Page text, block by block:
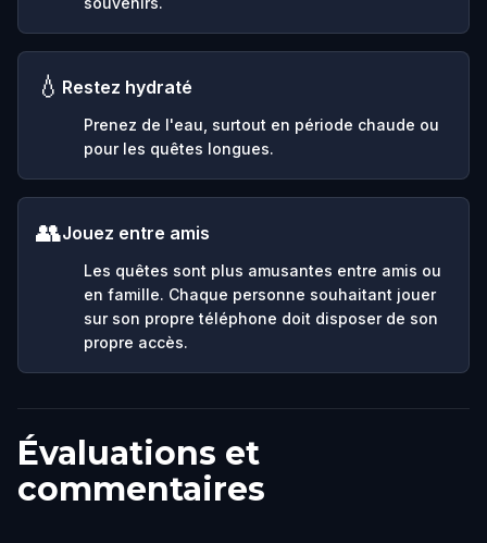
💧 Restez hydraté
Prenez de l'eau, surtout en période chaude ou
pour les quêtes longues.
👥Jouez entre amis
Les quêtes sont plus amusantes entre amis ou
en famille. Chaque personne souhaitant jouer
sur son propre téléphone doit disposer de son
propre accès.
Évaluations et
commentaires